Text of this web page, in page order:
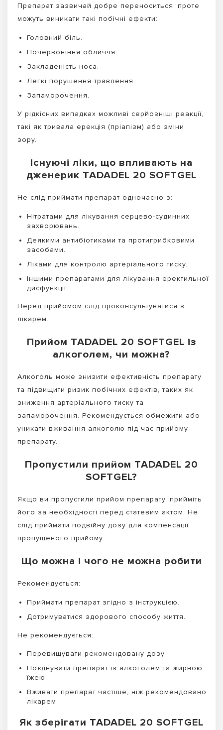
Препарат зазвичай добре переноситься, проте
можуть виникати такі побічні ефекти:
Головний біль.
Почервоніння обличчя.
Закладеність носа.
Легкі порушення травлення.
Запаморочення.
У рідкісних випадках можливі серйозніші реакції,
такі як тривала ерекція (пріапізм) або зміни
зору.
Існуючі ліки, що впливають на
дженерик TADADEL 20 SOFTGEL
Не слід приймати препарат одночасно з:
Нітратами для лікування серцево-судинних
захворювань.
Деякими антибіотиками та протигрибковими
засобами.
Ліками для контролю артеріального тиску.
Іншими препаратами для лікування еректильної
дисфункції.
Перед прийомом слід проконсультуватися з
лікарем.
Прийом TADADEL 20 SOFTGEL із
алкоголем, чи можна?
Алкоголь може знизити ефективність препарату
та підвищити ризик побічних ефектів, таких як
зниження артеріального тиску та
запаморочення. Рекомендується обмежити або
уникати вживання алкоголю під час прийому
препарату.
Пропустили прийом TADADEL 20
SOFTGEL?
Якщо ви пропустили прийом препарату, прийміть
його за необхідності перед статевим актом. Не
слід приймати подвійну дозу для компенсації
пропущеного прийому.
Що можна і чого не можна робити
Рекомендується:
Приймати препарат згідно з інструкцією.
Дотримуватися здорового способу життя.
Не рекомендується:
Перевищувати рекомендовану дозу.
Поєднувати препарат із алкоголем та жирною
їжею.
Вживати препарат частіше, ніж рекомендовано
лікарем.
Як зберігати TADADEL 20 SOFTGEL